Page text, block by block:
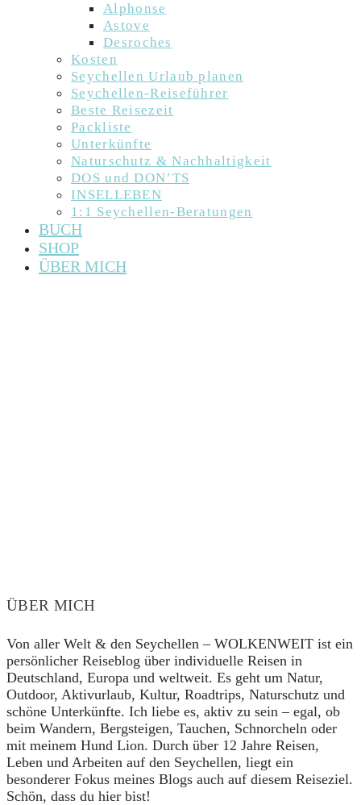
Alphonse
Astove
Desroches
Kosten
Seychellen Urlaub planen
Seychellen-Reiseführer
Beste Reisezeit
Packliste
Unterkünfte
Naturschutz & Nachhaltigkeit
DOS und DON’TS
INSELLEBEN
1:1 Seychellen-Beratungen
BUCH
SHOP
ÜBER MICH
ÜBER MICH
Von aller Welt & den Seychellen – WOLKENWEIT ist ein
persönlicher Reiseblog über individuelle Reisen in
Deutschland, Europa und weltweit. Es geht um Natur,
Outdoor, Aktivurlaub, Kultur, Roadtrips, Naturschutz und
schöne Unterkünfte. Ich liebe es, aktiv zu sein – egal, ob
beim Wandern, Bergsteigen, Tauchen, Schnorcheln oder
mit meinem Hund Lion. Durch über 12 Jahre Reisen,
Leben und Arbeiten auf den Seychellen, liegt ein
besonderer Fokus meines Blogs auch auf diesem Reiseziel.
Schön, dass du hier bist!